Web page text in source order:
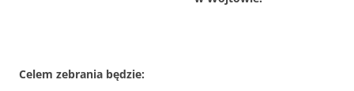
Celem zebrania będzie: